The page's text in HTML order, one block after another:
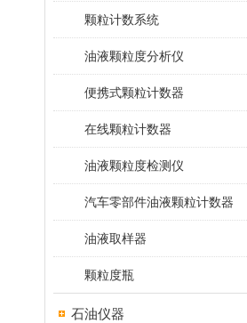
颗粒计数系统
油液颗粒度分析仪
便携式颗粒计数器
在线颗粒计数器
油液颗粒度检测仪
汽车零部件油液颗粒计数器
油液取样器
颗粒度瓶
石油仪器